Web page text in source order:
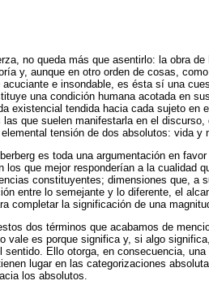
no queda más que asentirlo: la obra de
y, aunque en otro orden de cosas,
e insondable, es ésta sí una
una condición humana acotada en
existencial tendida hacia cada sujeto en
que suelen manifestarla en el
tensión de dos absolutos: vida y
es toda una argumentación en
que mejor responderían a la cualidad
constituyentes; dimensiones que, a
entre lo semejante y lo diferente, el
completar la significación de una
dos términos que acabamos de
vale es porque significa y, si algo
Ello otorga, en consecuencia,
lugar en las categorizaciones
los absolutos.